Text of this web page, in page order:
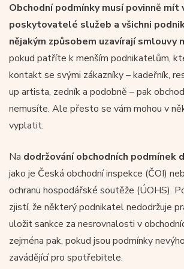
Obchodní podmínky musí povinně mít
poskytovatelé služeb a všichni
nějakým způsobem uzavírají smlouvy
pokud patříte k menším podnikatelům,
kontakt se svými zákazníky – kadeřník,
up artista, zedník a podobně – pak
nemusíte. Ale přesto se vám mohou v
vyplatit.
Na dodržování obchodních podmínek
jako je Česká obchodní inspekce (ČOI)
ochranu hospodářské soutěže (ÚOHS).
zjistí, že některý podnikatel nedodržuje
uložit sankce za nesrovnalosti v
zejména pak, pokud jsou podmínky
zavádějící pro spotřebitele.